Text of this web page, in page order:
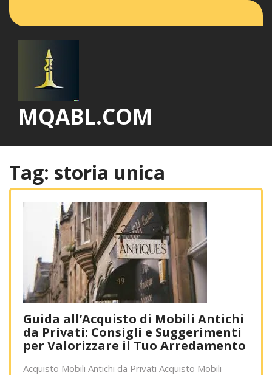
MQABL.COM
Tag: storia unica
Guida all’Acquisto di Mobili Antichi
da Privati: Consigli e Suggerimenti
per Valorizzare il Tuo Arredamento
Acquisto Mobili Antichi da Privati Acquisto Mobili